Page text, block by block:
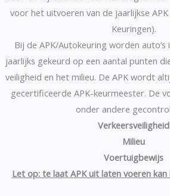
voor het uitvoeren van de jaarlijkse
Keuringen).
Bij de APK/Autokeuring worden
jaarlijks gekeurd op een aantal punten
veiligheid en het milieu. De APK wordt
gecertificeerde APK-keurmeester. De
onder andere
Verkeersveiligheid
Milieu
Voertuigbewijs
Let op: te laat APK uit laten voeren